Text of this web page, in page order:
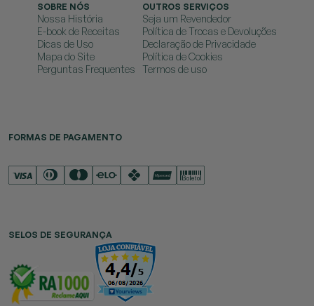
SOBRE NÓS
Nossa História
E-book de Receitas
Dicas de Uso
Mapa do Site
Perguntas Frequentes
OUTROS SERVIÇOS
Seja um Revendedor
Política de Trocas e Devoluções
Declaração de Privacidade
Política de Cookies
Termos de uso
FORMAS DE PAGAMENTO
SELOS DE SEGURANÇA